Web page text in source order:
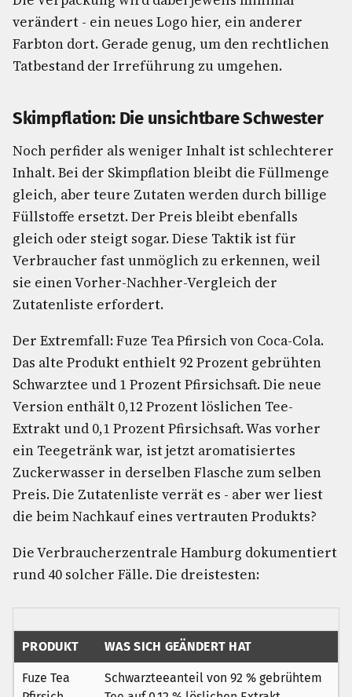
verändert - ein neues Logo hier, ein anderer
Farbton dort. Gerade genug, um den rechtlichen
Tatbestand der Irreführung zu umgehen.
Skimpflation: Die unsichtbare Schwester
Noch perfider als weniger Inhalt ist schlechterer
Inhalt. Bei der Skimpflation bleibt die Füllmenge
gleich, aber teure Zutaten werden durch billige
Füllstoffe ersetzt. Der Preis bleibt ebenfalls
gleich oder steigt sogar. Diese Taktik ist für
Verbraucher fast unmöglich zu erkennen, weil
sie einen Vorher-Nachher-Vergleich der
Zutatenliste erfordert.
Der Extremfall: Fuze Tea Pfirsich von Coca-Cola.
Das alte Produkt enthielt 92 Prozent gebrühten
Schwarztee und 1 Prozent Pfirsichsaft. Die neue
Version enthält 0,12 Prozent löslichen Tee-
Extrakt und 0,1 Prozent Pfirsichsaft. Was vorher
ein Teegetränk war, ist jetzt aromatisiertes
Zuckerwasser in derselben Flasche zum selben
Preis. Die Zutatenliste verrät es - aber wer liest
die beim Nachkauf eines vertrauten Produkts?
Die Verbraucherzentrale Hamburg dokumentiert
rund 40 solcher Fälle. Die dreistesten:
PRODUKT WAS SICH GEÄNDERT HAT
Fuze Tea
Schwarzteeanteil von 92 % gebrühtem